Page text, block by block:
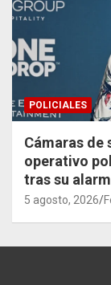
POLICIALES
Cámaras de
operativo
tras su
5 agosto, 2026